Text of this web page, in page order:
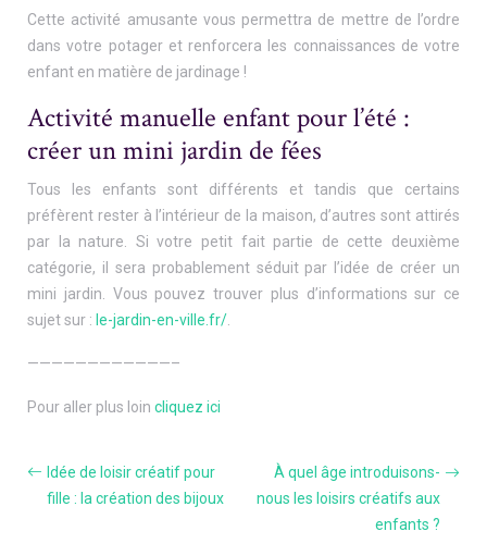
Cette activité amusante vous permettra de mettre de l’ordre
dans votre potager et renforcera les connaissances de votre
enfant en matière de jardinage !
Activité manuelle enfant pour l’été :
créer un mini jardin de fées
Tous les enfants sont différents et tandis que certains
préfèrent rester à l’intérieur de la maison, d’autres sont attirés
par la nature. Si votre petit fait partie de cette deuxième
catégorie, il sera probablement séduit par l’idée de créer un
mini jardin. Vous pouvez trouver plus d’informations sur ce
sujet sur : le-jardin-en-ville.fr/
————————————–
Pour aller plus loin cliquez ici
Idée de loisir créatif pour
fille : la création des bijoux
À quel âge introduisons-
nous les loisirs créatifs aux
enfants ?